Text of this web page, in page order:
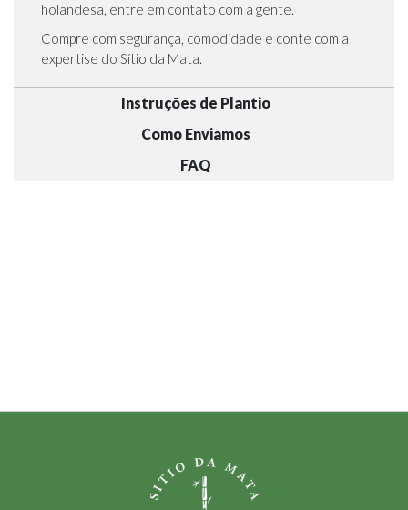
holandesa, entre em contato com a gente.
Compre com segurança, comodidade e conte com a
expertise do Sítio da Mata.
Instruções de Plantio
Como Enviamos
FAQ